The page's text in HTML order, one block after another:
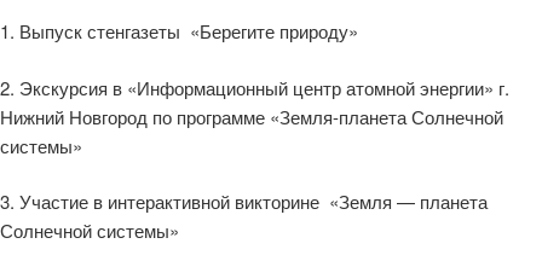
1. Выпуск стенгазеты «Берегите природу»
2. Экскурсия в «Информационный центр атомной энергии» г.
Нижний Новгород по программе «Земля-планета Солнечной
системы»
3. Участие в интерактивной викторине «Земля — планета
Солнечной системы»